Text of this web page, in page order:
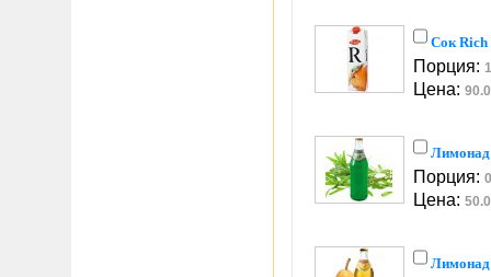
Сок Rich
Порция:
Цена:
Порция:
Цена: